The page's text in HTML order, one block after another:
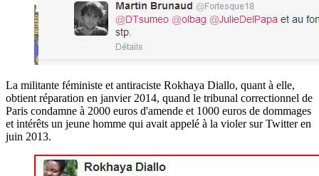
La militante féministe et antiraciste Rokhaya Diallo, quant à elle,
obtient réparation en janvier 2014, quand le tribunal correctionnel de
Paris condamne à 2000 euros d'amende et 1000 euros de dommages
et intérêts un jeune homme qui avait appelé à la violer sur Twitter en
juin 2013.